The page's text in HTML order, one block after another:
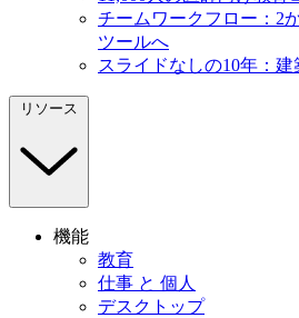
チームワークフロー：2
ツールへ
スライドなしの10年：
リソース
機能
教育
仕事 と 個人
デスクトップ